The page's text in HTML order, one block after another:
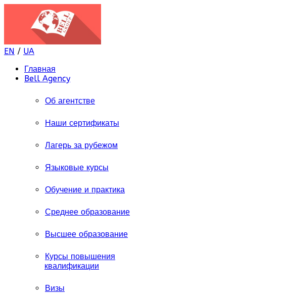
EN / UA
Главная
Bell Agency
Об агентстве
Наши сертификаты
Лагерь за рубежом
Языковые курсы
Обучение и практика
Среднее образование
Высшее образование
Курсы повышения
квалификации
Визы